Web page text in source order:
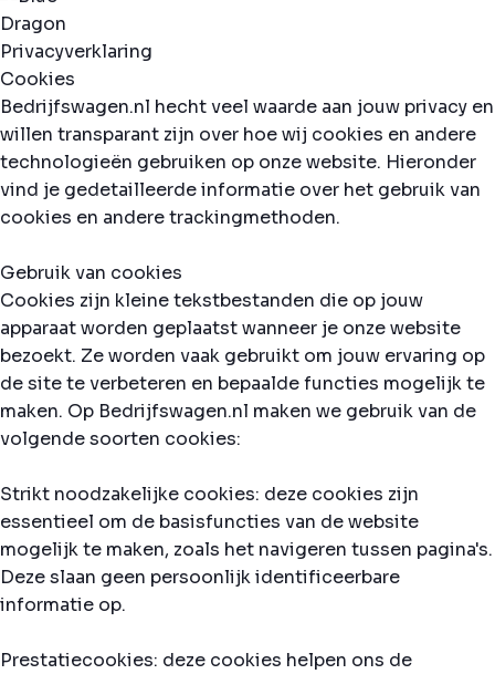
Privacyverklaring
Cookies
Bedrijfswagen.nl hecht veel waarde aan jouw privacy en
willen transparant zijn over hoe wij cookies en andere
technologieën gebruiken op onze website. Hieronder
vind je gedetailleerde informatie over het gebruik van
cookies en andere trackingmethoden.
Gebruik van cookies
Cookies zijn kleine tekstbestanden die op jouw
apparaat worden geplaatst wanneer je onze website
bezoekt. Ze worden vaak gebruikt om jouw ervaring op
de site te verbeteren en bepaalde functies mogelijk te
maken. Op Bedrijfswagen.nl maken we gebruik van de
volgende soorten cookies:
Strikt noodzakelijke cookies: deze cookies zijn
essentieel om de basisfuncties van de website
mogelijk te maken, zoals het navigeren tussen pagina's.
Deze slaan geen persoonlijk identificeerbare
informatie op.
Prestatiecookies: deze cookies helpen ons de